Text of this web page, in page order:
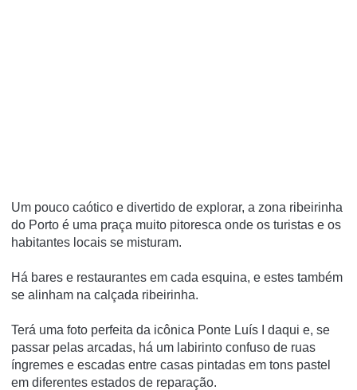
Um pouco caótico e divertido de explorar, a zona ribeirinha
do Porto é uma praça muito pitoresca onde os turistas e os
habitantes locais se misturam.
Há bares e restaurantes em cada esquina, e estes também
se alinham na calçada ribeirinha.
Terá uma foto perfeita da icônica Ponte Luís I daqui e, se
passar pelas arcadas, há um labirinto confuso de ruas
íngremes e escadas entre casas pintadas em tons pastel
em diferentes estados de reparação.